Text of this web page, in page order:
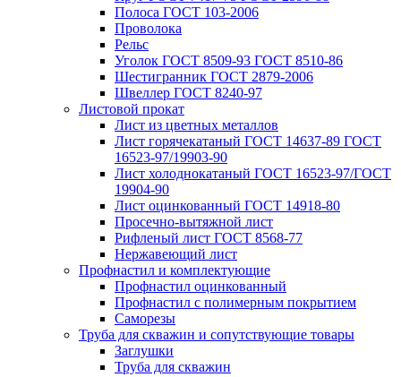
Полоса ГОСТ 103-2006
Проволока
Рельс
Уголок ГОСТ 8509-93 ГОСТ 8510-86
Шестигранник ГОСТ 2879-2006
Швеллер ГОСТ 8240-97
Листовой прокат
Лист из цветных металлов
Лист горячекатаный ГОСТ 14637-89 ГОСТ
16523-97/19903-90
Лист холоднокатаный ГОСТ 16523-97/ГОСТ
19904-90
Лист оцинкованный ГОСТ 14918-80
Просечно-вытяжной лист
Рифленый лист ГОСТ 8568-77
Нержавеющий лист
Профнастил и комплектующие
Профнастил оцинкованный
Профнастил с полимерным покрытием
Саморезы
Труба для скважин и сопутствующие товары
Заглушки
Труба для скважин